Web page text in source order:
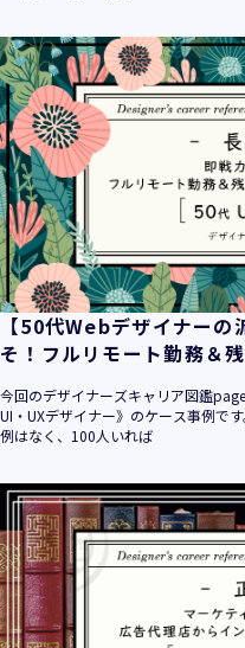
info@y-create.co.jp
電話番号：03-6712-7970
平成16年 2月 1日
平成21年 3月23日 改訂
平成23年 4月 1日 改訂
平成26年 9月10日 改訂
平成27年 6月24日 改訂
平成28年11月 1日 改訂
平成30年 7月 1日 改訂
令和6年 5月 1日 改訂
令和7年 2月17日 改訂
株式会社ユウクリ（以下
個人情報とは、個人の識別
カード情報、ログインID
ドレス等において、特定
（他の情報と照合するこ
識別することができるこ
・当社の運営・提供する
ビス」といいます。）に
【50代Webデザイナー
そ！フルリモート勤務＆
今回のデザイナーズキャリア図鑑
UI・UXデザイナー》のケース事例で
例はなく、100人いれば